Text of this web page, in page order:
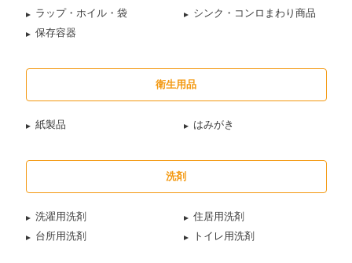
ラップ・ホイル・袋
シンク・コンロまわり商品
保存容器
衛生用品
紙製品 はみがき
洗剤
洗濯用洗剤
住居用洗剤
台所用洗剤
トイレ用洗剤